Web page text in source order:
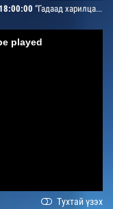
“Гадаад харилцааны сэргэлт”-Ярилцлага
played
Тухтай үзэх